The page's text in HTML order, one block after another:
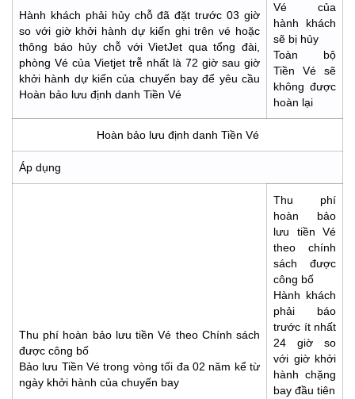
Hành khách phải hủy chỗ đã đặt trước 03 giờ
so với giờ khởi hành dự kiến ghi trên vé hoặc
thông báo hủy chỗ với VietJet qua tổng đài,
phòng Vé của Vietjet trễ nhất là 72 giờ sau giờ
khởi hành dự kiến của chuyến bay để yêu cầu
Hoàn bảo lưu định danh Tiền Vé
Vé của
hành khách
sẽ bị hủy
Toàn bộ
Tiền Vé sẽ
không được
hoàn lại
Hoàn bảo lưu định danh Tiền Vé
Áp dụng
Thu phí hoàn bảo lưu tiền Vé theo Chính sách
được công bố
Bảo lưu Tiền Vé trong vòng tối đa 02 năm kể từ
ngày khởi hành của chuyến bay
Thu phí
hoàn bảo
lưu tiền Vé
theo chính
sách được
công bố
Hành khách
phải báo
trước ít nhất
24 giờ so
với giờ khởi
hành chặng
bay đầu tiên